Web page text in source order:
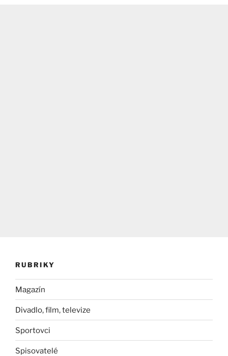
RUBRIKY
Magazín
Divadlo, film, televize
Sportovci
Spisovatelé